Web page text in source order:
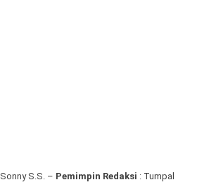
Sonny S.S. – Pemimpin Redaksi : Tumpal